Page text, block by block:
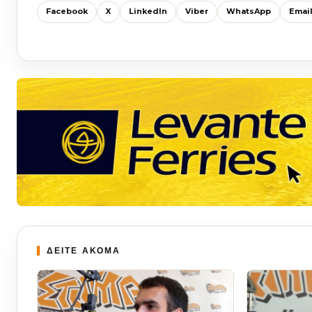
Facebook X LinkedIn Viber WhatsApp Email
ΔΕΙΤΕ ΑΚΟΜΑ